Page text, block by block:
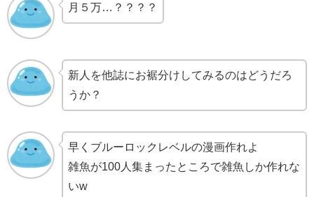
月５万…？？？？
新人を他誌にお裾分けしてみるのはどうだろ
うか？
早くブルーロックレベルの漫画作れよ
雑魚が100人集まったところで雑魚しか作れな
いw